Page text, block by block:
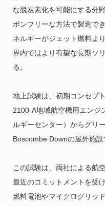
な脱炭素化を可能にする分
ボンフリーな方法で製造で
ネルギーがジェット燃料よ
界内ではより有望な長期ソ
る。
地上試験は、初期コンセプ
2100-A地域航空機用エンジ
ルギーセンター）からグリ
Boscombe Downの屋外施設
この試験は、両社による航
最近のコミットメントを受
燃料電池やマイクログリッ